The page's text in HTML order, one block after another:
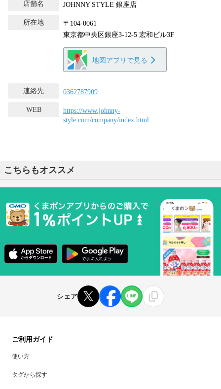
店舗名 JOHNNY STYLE 銀座店
所在地
〒104-0061
東京都中央区銀座3-12-5 宏和ビル3F
地図アプリで見る
連絡先 0362787909
WEB
https://www.johnny-
style.com/company/index.html
こちらもオススメ
シェア
ご利用ガイド
使い方
タグから探す